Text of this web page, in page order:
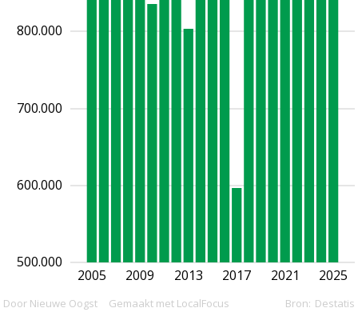
2025
2021
2017
2013
2009
2005
500.000
600.000
700.000
800.000
Bron: Destatis
Gemaakt met LocalFocus
Door Nieuwe Oogst